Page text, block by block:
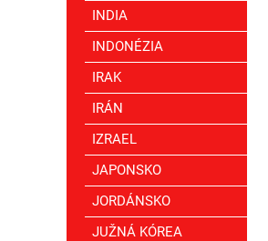
INDIA
INDONÉZIA
IRAK
IRÁN
IZRAEL
JAPONSKO
JORDÁNSKO
JUŽNÁ KÓREA